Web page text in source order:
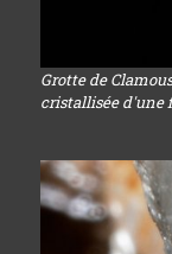
Grotte de
cristallisée d'une